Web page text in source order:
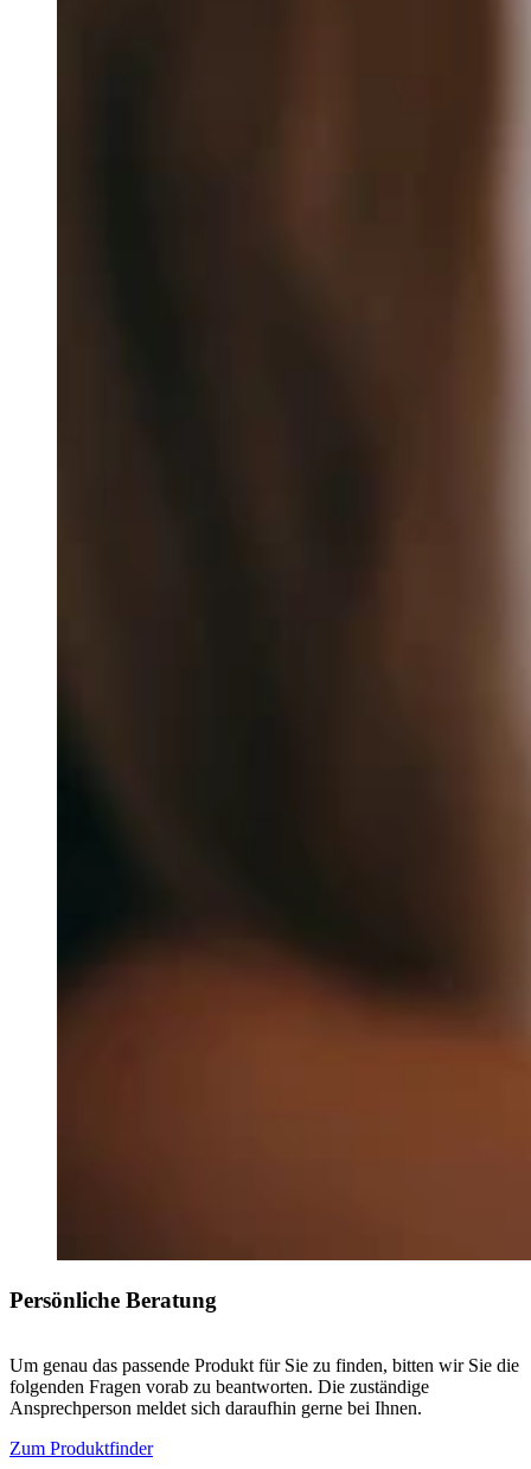
Persönliche Beratung
Um genau das passende Produkt für Sie zu finden, bitten wir Sie die
folgenden Fragen vorab zu beantworten. Die zuständige
Ansprechperson meldet sich daraufhin gerne bei Ihnen.
Zum Produktfinder